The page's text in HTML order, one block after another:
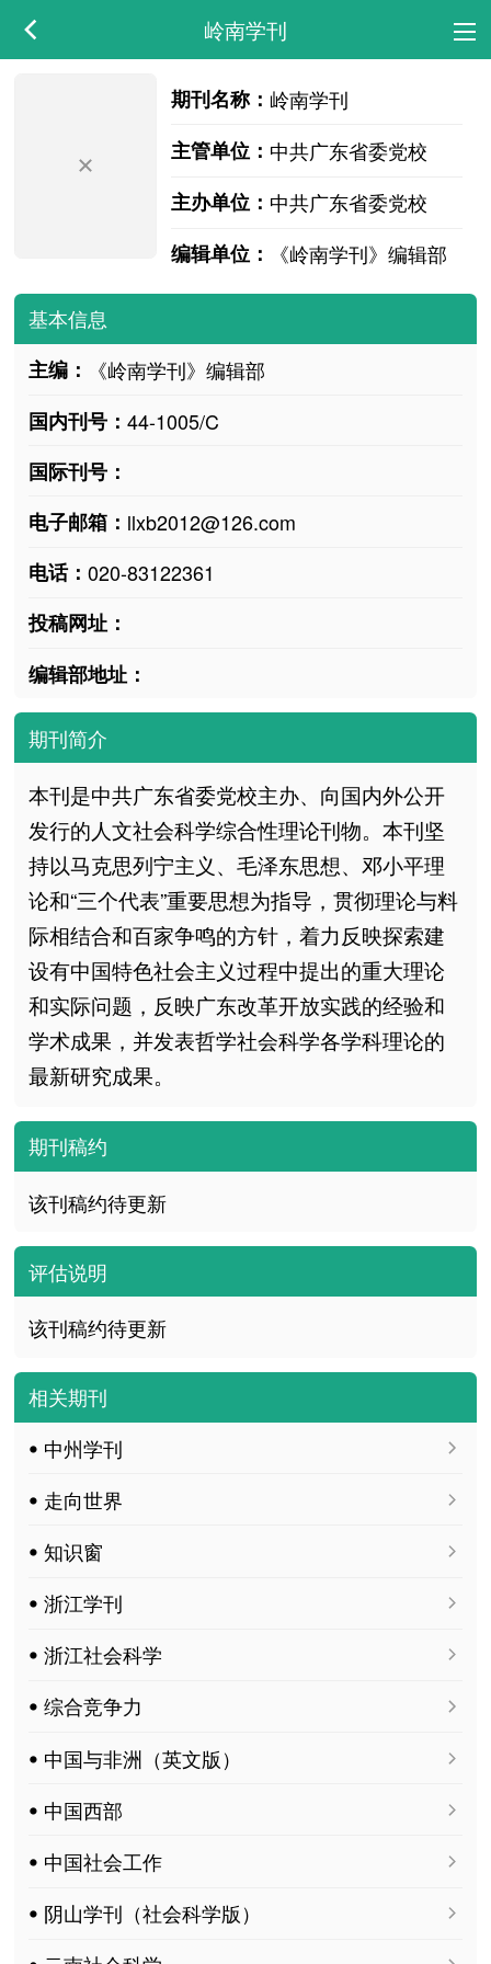
岭南学刊
期刊名称： 岭南学刊
主管单位： 中共广东省委党校
主办单位： 中共广东省委党校
编辑单位：
《岭南学刊》编辑部
基本信息
主编：
《岭南学刊》编辑部
国内刊号： 44-1005/C
国际刊号：
电子邮箱： llxb2012@126.com
电话： 020-83122361
投稿网址：
编辑部地址：
期刊简介
本刊是中共广东省委党校主办、向国内外公开
发行的人文社会科学综合性理论刊物。本刊坚
持以马克思列宁主义、毛泽东思想、邓小平理
论和“三个代表”重要思想为指导，贯彻理论与料
际相结合和百家争鸣的方针，着力反映探索建
设有中国特色社会主义过程中提出的重大理论
和实际问题，反映广东改革开放实践的经验和
学术成果，并发表哲学社会科学各学科理论的
最新研究成果。
期刊稿约
该刊稿约待更新
评估说明
该刊稿约待更新
相关期刊
ꔷ 中州学刊
ꔷ 走向世界
ꔷ 知识窗
ꔷ 浙江学刊
ꔷ 浙江社会科学
ꔷ 综合竞争力
ꔷ 中国与非洲（英文版）
ꔷ 中国西部
ꔷ 中国社会工作
ꔷ 阴山学刊（社会科学版）